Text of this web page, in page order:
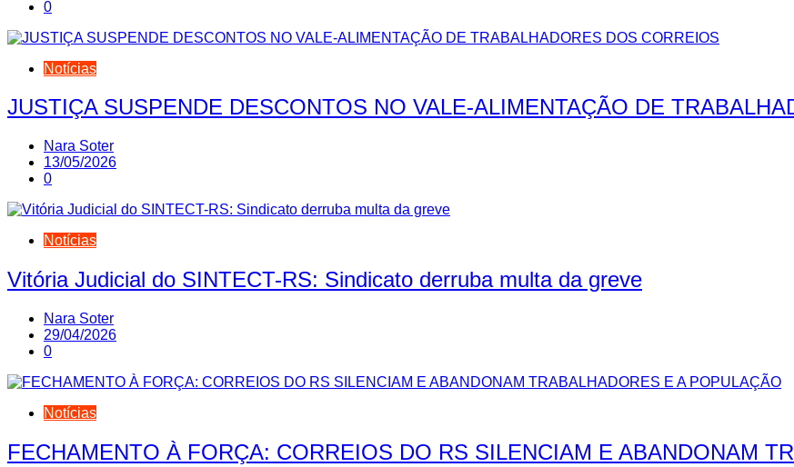
0
Notícias
JUSTIÇA SUSPENDE DESCONTOS NO VALE-ALIMENTAÇÃO DE
Nara Soter
13/05/2026
0
Notícias
Vitória Judicial do SINTECT-RS: Sindicato derruba multa da greve
Nara Soter
29/04/2026
0
Notícias
FECHAMENTO À FORÇA: CORREIOS DO RS SILENCIAM E ABANDONAM